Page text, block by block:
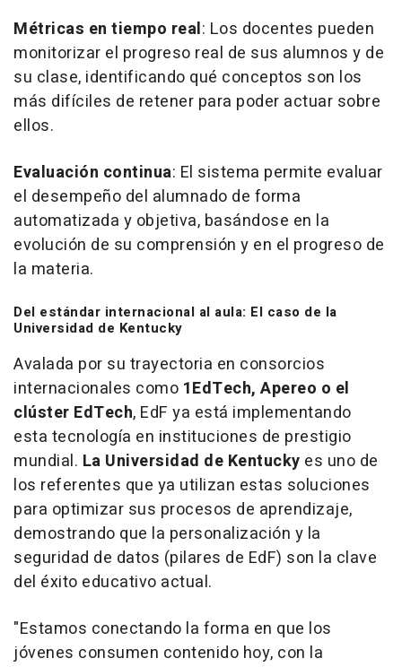
Métricas en tiempo real: Los docentes pueden
monitorizar el progreso real de sus alumnos y de
su clase, identificando qué conceptos son los
más difíciles de retener para poder actuar sobre
ellos.
Evaluación continua: El sistema permite evaluar
el desempeño del alumnado de forma
automatizada y objetiva, basándose en la
evolución de su comprensión y en el progreso de
la materia.
Del estándar internacional al aula: El caso de la
Universidad de Kentucky
Avalada por su trayectoria en consorcios
internacionales como 1EdTech, Apereo o el
clúster EdTech, EdF ya está implementando
esta tecnología en instituciones de prestigio
mundial. La Universidad de Kentucky es uno de
los referentes que ya utilizan estas soluciones
para optimizar sus procesos de aprendizaje,
demostrando que la personalización y la
seguridad de datos (pilares de EdF) son la clave
del éxito educativo actual.
"Estamos conectando la forma en que los
jóvenes consumen contenido hoy, con la